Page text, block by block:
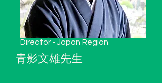
Director - Japan Region
青影文雄先生